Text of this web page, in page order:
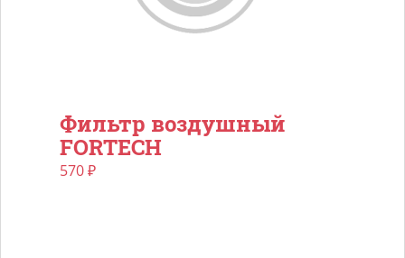
Фильтр воздушный
FORTECH
570₽